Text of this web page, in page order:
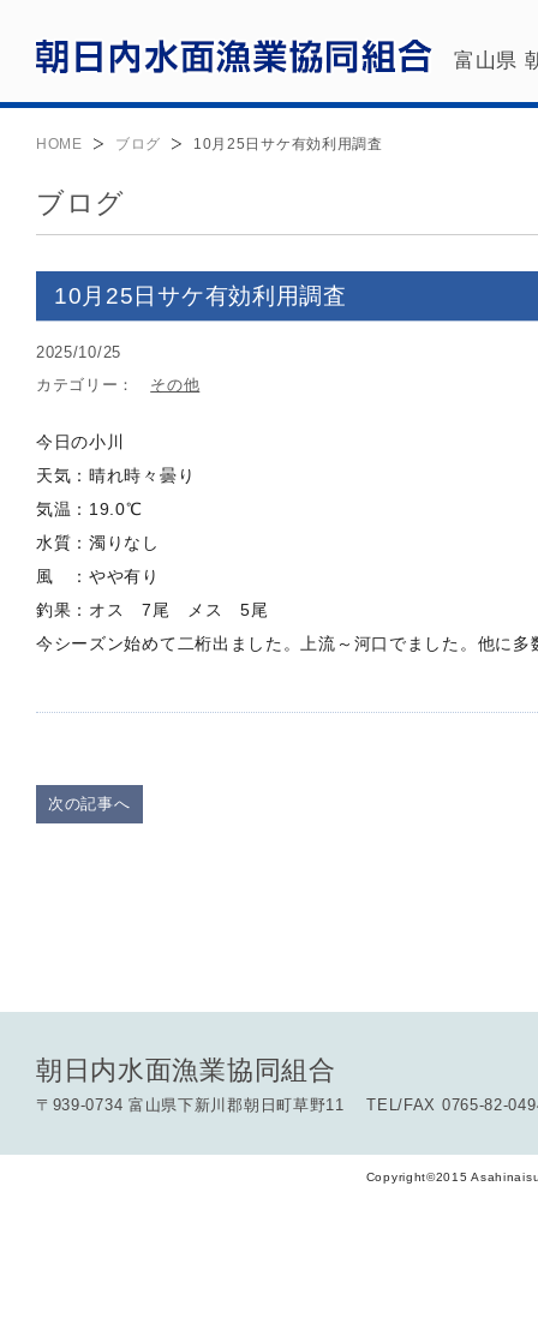
富山県
HOME ブログ 10月25日サケ有効利用調査
ブログ
10月25日サケ有効利用調査
2025/10/25
カテゴリー：
その他
今日の小川
天気：晴れ時々曇り
気温：19.0℃
水質：濁りなし
風 ：やや有り
釣果：オス 7尾 メス 5尾
今シーズン始めて二桁出ました。上流～河口でました。他に多
次の記事へ
朝日内水面漁業協同組合
〒939-0734 富山県下新川郡朝日町草野11 TEL/FAX 0765-82-
Copyright©2015